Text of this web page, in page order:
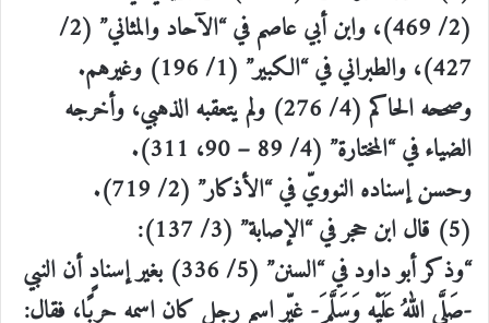
(2/ 469)، وابن أبي عاصم في “الآحاد والمثاني” (2/
427)، والطبراني في “الكبير” (1/ 196) وغيرهم.
وصححه الحاكم (4/ 276) ولم يتعقبه الذهبي، وأخرجه
الضياء في “المختارة” (4/ 89 – 90، 311).
وحسن إسناده النوويّ في “الأذكار” (2/ 719).
(5) قال ابن حجر في “الإصابة” (3/ 137):
“وذكر أبو داود في “السنن” (5/ 336) بغير إسنادٍ أن النبي
-صَلَّى اللهُ عَلَيْهِ وَسَلَّمَ- غيّر اسم رجلٍ كان اسمه حربًا، فقال: